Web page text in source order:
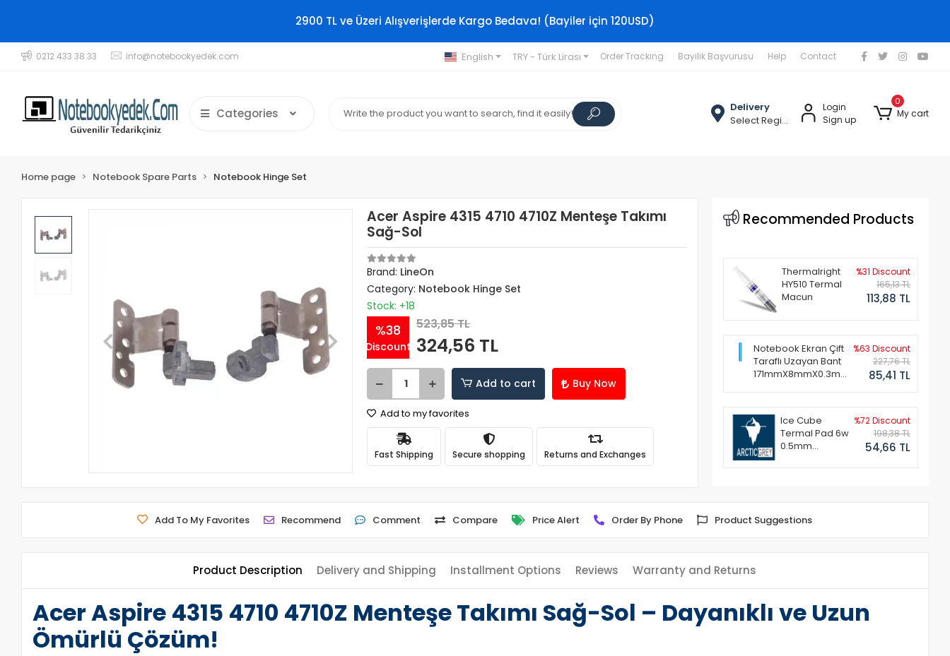
2900 TL ve Üzeri Alışverişlerde Kargo Bedava! (Bayiler için 120USD)
0212 433 38 33 info@notebookyedek.com English TRY - Türk Lirası Order Tracking Bayilik Başvurusu Help Contact
Categories
Delivery
Select Region
Login
Sign up
0
My cart
Home page Notebook Spare Parts Notebook Hinge Set
Acer Aspire 4315 4710 4710Z Menteşe Takımı
Sağ-Sol
Brand: LineOn
Category: Notebook Hinge Set
Stock: +18
%38
Discount
523,85 TL
324,56 TL
Add to cart Buy Now
Add to my favorites
Fast Shipping Secure shopping Returns and Exchanges
Recommended Products
Thermalright
HY510 Termal
Macun
%31 Discount
165,13 TL
113,88 TL
Notebook Ekran Çift
Taraflı Uzayan Bant
171mmX8mmX0.3mm
%63 Discount
227,76 TL
85,41 TL
Ice Cube
Termal Pad 6w
0.5mm
%72 Discount
198,38 TL
54,66 TL
Add To My Favorites Recommend Comment Compare Price Alert Order By Phone Product Suggestions
Product Description Delivery and Shipping Installment Options Reviews Warranty and Returns
Acer Aspire 4315 4710 4710Z Menteşe Takımı Sağ-Sol – Dayanıklı ve Uzun
Ömürlü Çözüm!